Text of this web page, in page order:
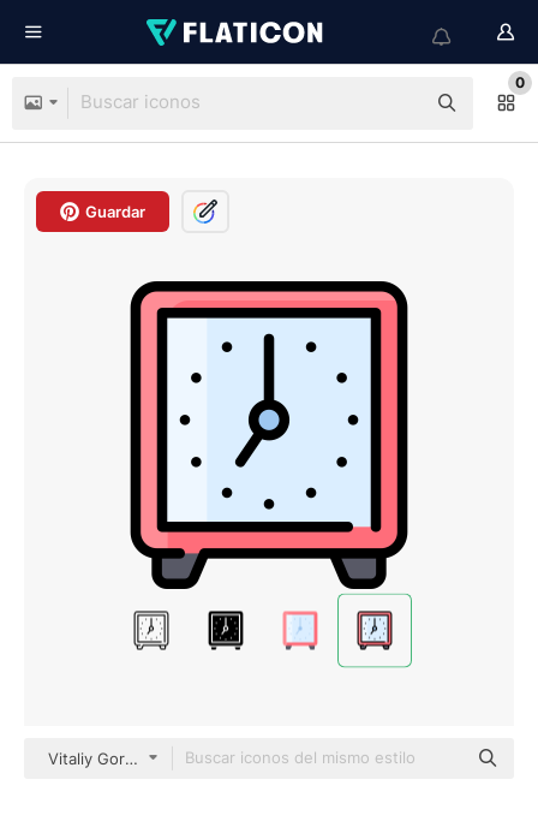
0
Guardar
Vitaliy Gorbachev Lineal Color